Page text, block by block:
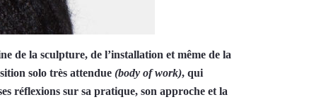
de la sculpture, de l’installation et même de la
solo très attendue (body of work), qui
réflexions sur sa pratique, son approche et la